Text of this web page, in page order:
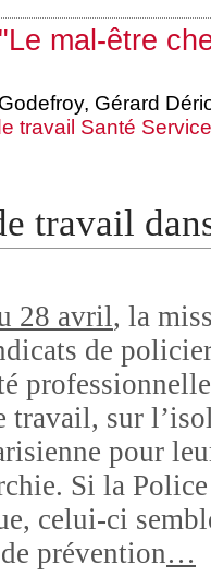
mal-être
Gérard
travail Santé
travail
28 avril, la
de
travail, sur
pour
Si la Police
celui-ci
prévention…